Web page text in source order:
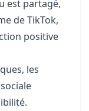
est partagé,
de TikTok,
positive
les